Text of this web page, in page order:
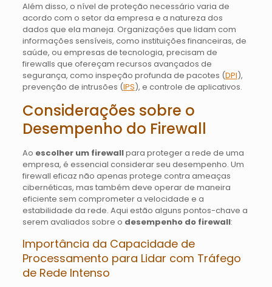
Além disso, o nível de proteção necessário varia de
acordo com o setor da empresa e a natureza dos
dados que ela maneja. Organizações que lidam com
informações sensíveis, como instituições financeiras, de
saúde, ou empresas de tecnologia, precisam de
firewalls que ofereçam recursos avançados de
segurança, como inspeção profunda de pacotes (DPI),
prevenção de intrusões (IPS), e controle de aplicativos.
Considerações sobre o
Desempenho do Firewall
Ao escolher um firewallpara proteger a rede de uma
empresa, é essencial considerar seu desempenho. Um
firewall eficaz não apenas protege contra ameaças
cibernéticas, mas também deve operar de maneira
eficiente sem comprometer a velocidade e a
estabilidade da rede. Aqui estão alguns pontos-chave a
serem avaliados sobre o desempenho do firewall:
Importância da Capacidade de
Processamento para Lidar com Tráfego
de Rede Intenso